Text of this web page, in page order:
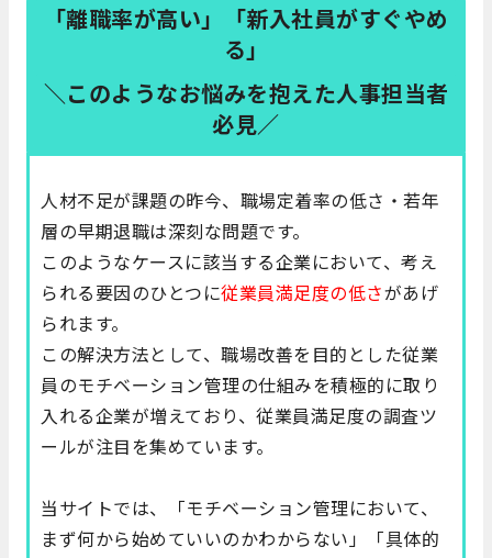
「離職率が高い」「新入社員がすぐやめ
る」
＼このようなお悩みを抱えた人事担当者
必見／
人材不足が課題の昨今、職場定着率の低さ・若年
層の早期退職は深刻な問題です。
このようなケースに該当する企業において、考え
られる要因のひとつに従業員満足度の低さがあげ
られます。
この解決方法として、職場改善を目的とした従業
員のモチベーション管理の仕組みを積極的に取り
入れる企業が増えており、従業員満足度の調査ツ
ールが注目を集めています。
当サイトでは、「モチベーション管理において、
まず何から始めていいのかわからない」「具体的